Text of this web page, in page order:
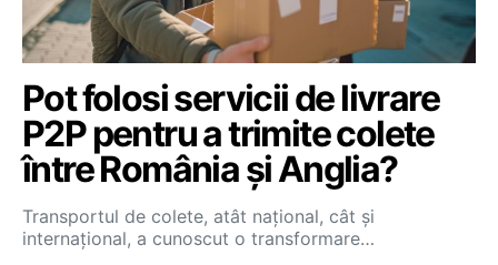
Pot folosi servicii de livrare
P2P pentru a trimite colete
între România și Anglia?
Transportul de colete, atât național, cât și
internațional, a cunoscut o transformare…